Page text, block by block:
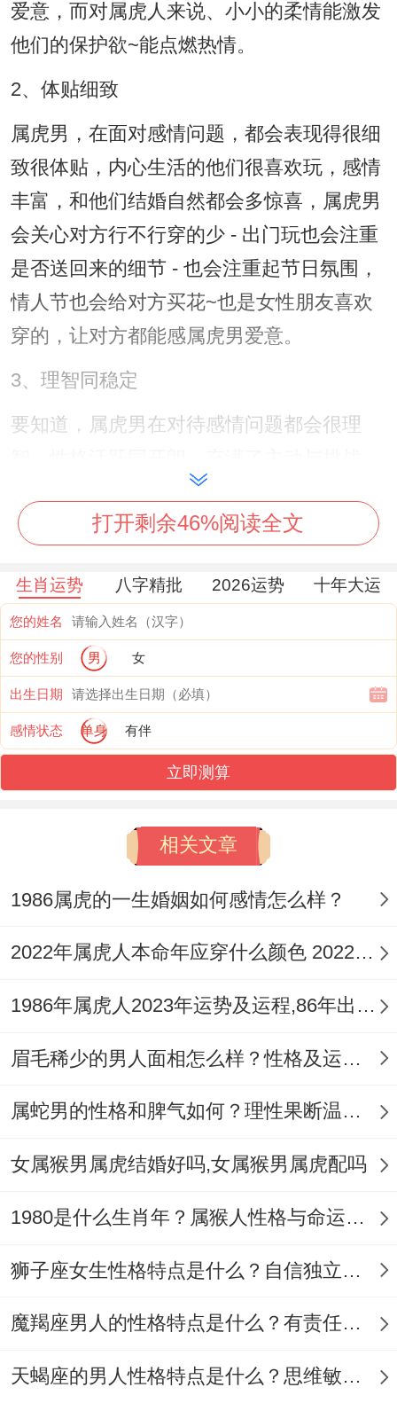
爱意，而对属虎人来说、小小的柔情能激发
他们的保护欲~能点燃热情。
2、体贴细致
属虎男，在面对感情问题，都会表现得很细
致很体贴，内心生活的他们很喜欢玩，感情
丰富，和他们结婚自然都会多惊喜，属虎男
会关心对方行不行穿的少 - 出门玩也会注重
是否送回来的细节 - 也会注重起节日氛围，
情人节也会给对方买花~也是女性朋友喜欢
穿的，让对方都能感属虎男爱意。
3、理智同稳定
要知道，属虎男在对待感情问题都会很理
从感情上表现起来也是很强势且自信，在遇
到喜欢的人也能勇敢面对、会主动示好，也
的控制欲，但假如能耐心跟他们沟通交流，
他们都会理解的。
4、热情似火
属虎男，在感情对待起来也是很热情，大家
若是确定了关系之后都开始考虑以后的生
活，也开始渐渐幻想到一起生活的日子，虽
的很浪漫很温柔，有时候都会激发起一些来
【怎么让属虎男心甘情愿主动追你】
想要让属虎男心甘情愿的追求你，那么你要
么、属虎男,从爱情内则是表现热情跟执着，
而若是他们确定了心仪对象，他们开始了全
的稳定他们都是想要大家都能相互~虽说属
虎男在恋爱上都能表现很强势~但他们也会
立性。
属虎男尽管是很果断很坚定，但脾气上也是
打开剩余46%阅读全文
生肖运势 八字精批 2026运势 十年大运
您的姓名
您的性别 男 女
出生日期
感情状态 单身 有伴
立即测算
相关文章
1986属虎的一生婚姻如何感情怎么样？
2022年属虎人本命年应穿什么颜色 2022年属虎本命年穿什么颜色最旺
1986年属虎人2023年运势及运程,86年出生的37岁生肖虎2023年每月运势详解
眉毛稀少的男人面相怎么样？性格及运势如何？
属蛇男的性格和脾气如何？理性果断温文尔雅
女属猴男属虎结婚好吗,女属猴男属虎配吗
1980是什么生肖年？属猴人性格与命运如何？
狮子座女生性格特点是什么？自信独立占有欲强
魔羯座男人的性格特点是什么？有责任感且保守谨慎
天蝎座的男人性格特点是什么？思维敏锐内心深沉